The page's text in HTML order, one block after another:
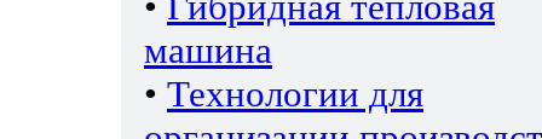
машина
• Технологии для